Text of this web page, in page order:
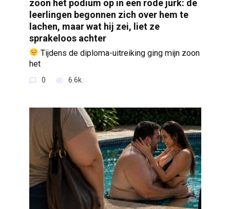
zoon het podium op in een rode jurk: de
leerlingen begonnen zich over hem te
lachen, maar wat hij zei, liet ze
sprakeloos achter
Tijdens de diploma-uitreiking ging mijn zoon
het
0 6.6k.